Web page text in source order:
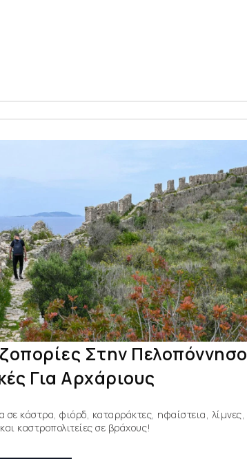
Στην Πελοπόννησο
Για Αρχάριους
σε κάστρα, φιόρδ, καταρράκτες, ηφαίστεια, λίμνες,
καστροπολιτείες σε βράχους!